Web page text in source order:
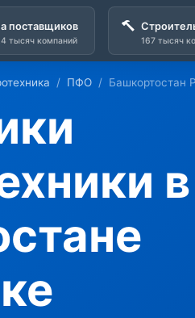
поставщиков
тысяч компаний 167 тысяч
ПФО Башкортостан
в